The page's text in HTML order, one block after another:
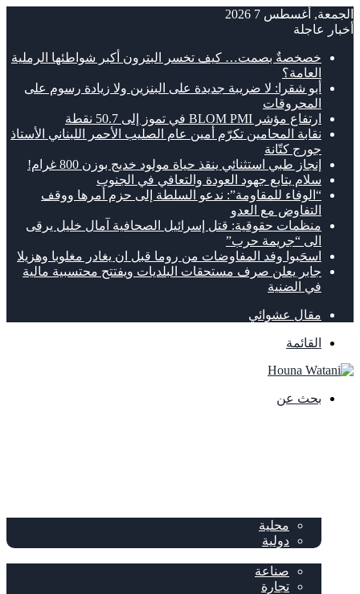
الجمعة, أغسطس 7 2026
أخبار عاجلة
خصخصةٌ بصمت… كيف تخسر البترون أكبر شواطئها الرملية
العامة؟
أبو شقرا: لا ضريبة جديدة على البنزين ولا زيادة رسوم على
المحروقات
ارتفاع مؤشر BLOM PMI في تموز إلى 50.7 نقطة
نقابة المحامين تكرّم أمين عام الصليب الأحمر اللبناني الأستاذ
جورج كتّانة
إنجاز طبي استثنائي ينقذ حياة مولود خديج بوزن 800 غرام!
سلام يتابع جهود العودة والتعافي في الجنوب
“الوفاء للمقاومة”: ندعو السلطة إلى حزم أمرها ووقف
التفاوض مع العدو
منظمات حقوقية: قتل إسرائيل الصحافية آمال خليل يرقى
الى “جريمة حرب”
اسحَبوا وفد المفاوضات من روما قبل ان يغادر مغلوبا وهزيلا
جابر يعلن صرف مستحقات البلديات ويفتتح محتسبية مالية
في الضنية
مقال عشوائي
القائمة
بحث عن
محلية
دولية
صناعة
تجارة